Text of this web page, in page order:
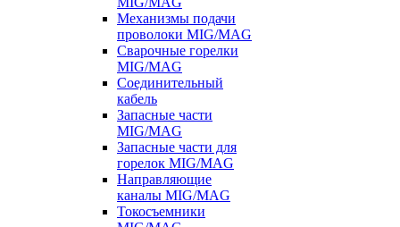
Механизмы подачи
проволоки MIG/MAG
Сварочные горелки
MIG/MAG
Соединительный
кабель
Запасные части
MIG/MAG
Запасные части для
горелок MIG/MAG
Направляющие
каналы MIG/MAG
Токосъемники